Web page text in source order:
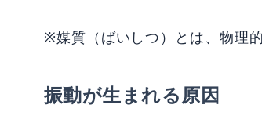
※媒質（ばいしつ）とは、物理
振動が生まれる原因